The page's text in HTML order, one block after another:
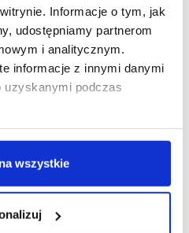
Informacje o tym, jak
udostępniamy partnerom
i analitycznym.
informacje z innymi danymi
uzyskanymi podczas
wszystkie
A M A